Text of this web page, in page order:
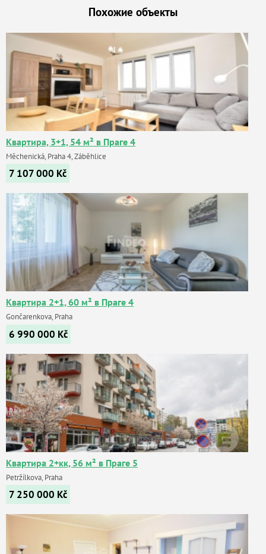
Похожие объекты
Квартира, 3+1, 54 м² в Праге 4
Měchenická, Praha 4, Záběhlice
7 107 000 Kč
Квартира 2+1, 60 м² в Праге 4
Gončarenkova, Praha
6 990 000 Kč
Квартира 2+кк, 56 м² в Праге 5
Petržílkova, Praha
7 250 000 Kč